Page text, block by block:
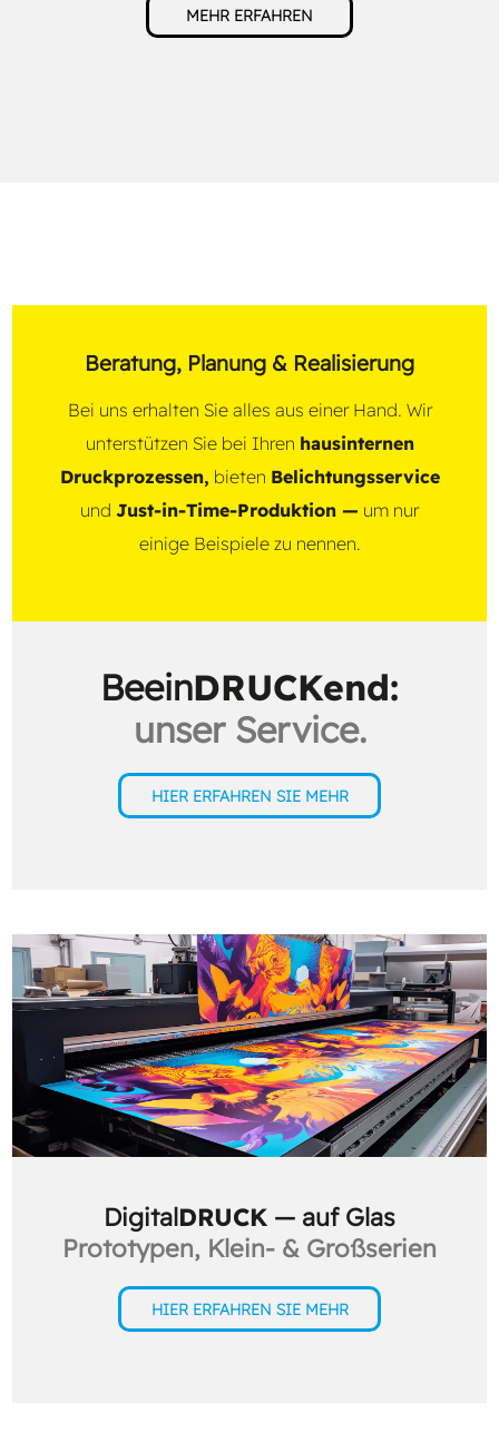
MEHR ERFAHREN
Beratung, Planung & Realisierung
Bei uns erhalten Sie alles aus einer Hand. Wir
unterstützen Sie bei Ihren hausinternen
Druckprozessen, bieten Belichtungsservice
und Just-in-Time-Produktion — um nur
einige Beispiele zu nennen.
BeeinDRUCKend:
unser Service.
HIER ERFAHREN SIE MEHR
DigitalDRUCK — auf Glas
Prototypen, Klein- & Großserien
HIER ERFAHREN SIE MEHR